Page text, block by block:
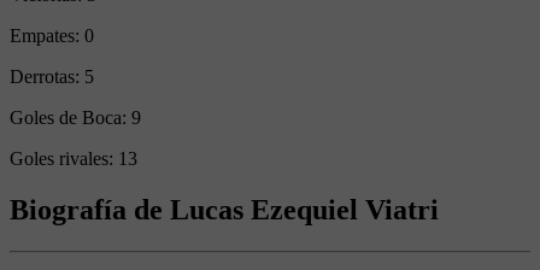
Empates: 0
Derrotas: 5
Goles de Boca: 9
Goles rivales: 13
Biografía de Lucas Ezequiel Viatri